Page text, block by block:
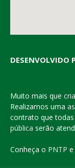
DESENVOLVIDO
Muito mais que
Realizamos uma
contrato que todas
pública serão
Conheça o PNTP e